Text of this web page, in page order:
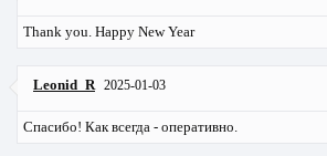
Thank you. Happy New Year
Leonid_R 2025-01-03
Спасибо! Как всегда - оперативно.